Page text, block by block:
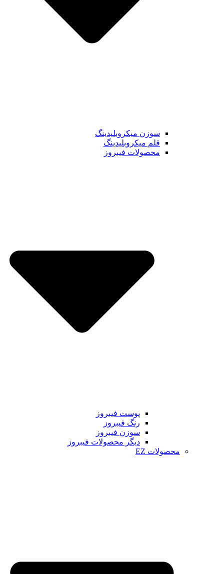
سوزن میکروبلیدینگ
قلم میکروبلیدینگ
محصولات فیبروز
پوست فیبروز
رنگ فیبروز
سوزن فیبروز
دیگر محصولات فیبروز
محصولات EZ